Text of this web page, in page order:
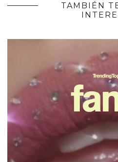
TAMBIÉN